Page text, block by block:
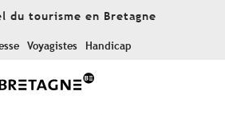
du tourisme en Bretagne
Voyagistes Handicap